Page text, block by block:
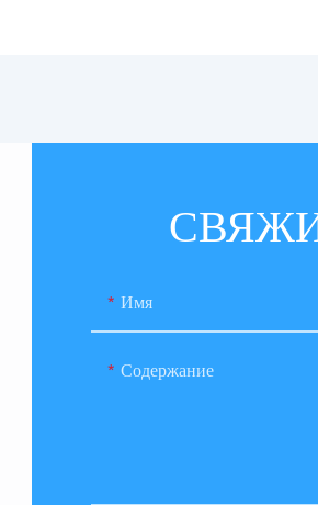
Имя
Содержание